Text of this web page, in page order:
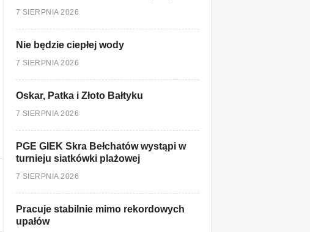
7 SIERPNIA 2026
Nie będzie ciepłej wody
7 SIERPNIA 2026
Oskar, Patka i Złoto Bałtyku
7 SIERPNIA 2026
PGE GIEK Skra Bełchatów wystąpi w
turnieju siatkówki plażowej
7 SIERPNIA 2026
Pracuje stabilnie mimo rekordowych
upałów